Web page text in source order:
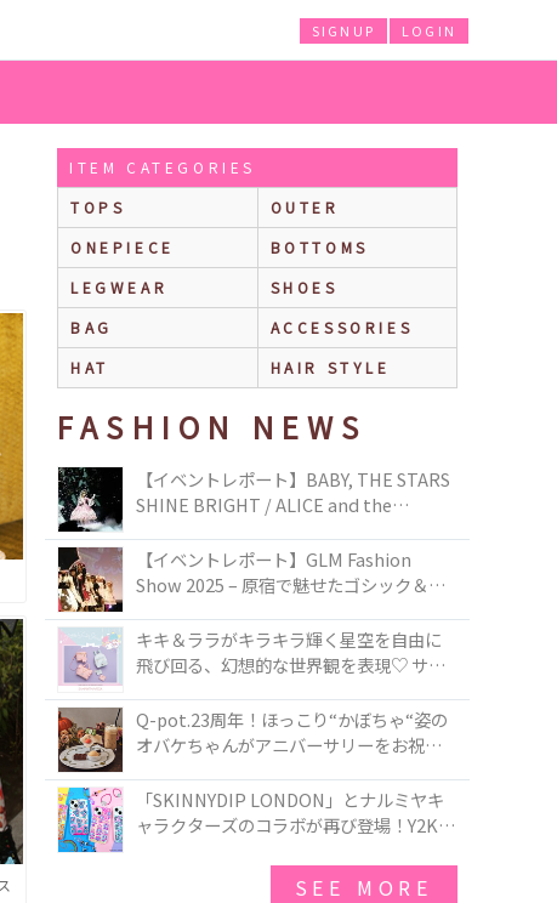
LOGIN
SIGNUP
ITEM CATEGORIES
TOPS
OUTER
ONEPIECE
BOTTOMS
LEGWEAR
SHOES
BAG
ACCESSORIES
HAT
HAIR STYLE
FASHION NEWS
【イベントレポート】BABY, THE STARS
SHINE BRIGHT / ALICE and the
TOKYO
【イベントレポート】GLM Fashion
Show 2025 – 原宿で魅せたゴシック＆ロ
キキ＆ララがキラキラ輝く星空を自由に
飛び回る、幻想的な世界観を表現♡ サマ
50周年アニバーサリーイヤー』を記念し
たコレクションが登場
Q-pot.23周年！ほっこり“かぼちゃ“姿の
オバケちゃんがアニバーサリーをお祝い
ー」が新発売！Q-pot CAFE.では「かぼち
ゃのオバケーキプレート」も登場
「SKINNYDIP LONDON」とナルミヤキ
ャラクターズのコラボが再び登場！Y2Kム
SEE MORE